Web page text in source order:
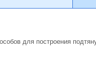
для построения